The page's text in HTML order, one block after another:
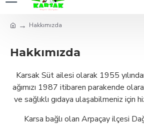
Hakkımızda
Hakkımızda
Karsak Süt ailesi olarak 1955
ağımızı 1987 itibaren parakende
ve sağlıklı gıdaya ulaşabilmeniz için
Karsa bağlı olan Arpaçay ilçesi